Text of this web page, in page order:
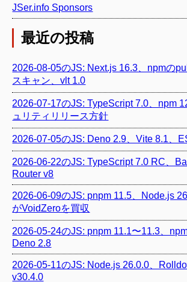
JSer.info Sponsors
最近の投稿
2026-08-05のJS: Next.js 16.3、npmの
スキャン、vlt 1.0
2026-07-17のJS: TypeScript 7.0、npm
ュリティリリース方針
2026-07-05のJS: Deno 2.9、Vite 8.1、
2026-06-22のJS: TypeScript 7.0 RC、
Router v8
2026-06-09のJS: pnpm 11.5、Node.js
がVoidZeroを買収
2026-05-24のJS: pnpm 11.1〜11.3、
Deno 2.8
2026-05-11のJS: Node.js 26.0.0、
v30.4.0